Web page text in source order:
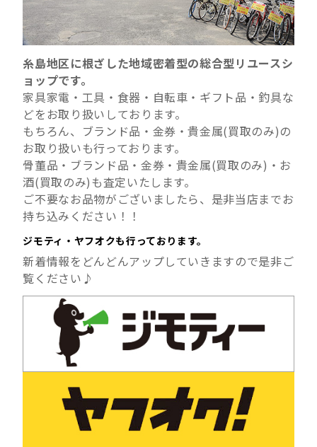
糸島地区に根ざした地域密着型の総合型リユースシ
ョップです。
家具家電・工具・食器・自転車・ギフト品・釣具な
どをお取り扱いしております。
もちろん、ブランド品・金券・貴金属(買取のみ)の
お取り扱いも行っております。
骨董品・ブランド品・金券・貴金属(買取のみ)・お
酒(買取のみ)も査定いたします。
ご不要なお品物がございましたら、是非当店までお
持ち込みください！！
ジモティ・ヤフオクも行っております。
新着情報をどんどんアップしていきますので是非ご
覧ください♪